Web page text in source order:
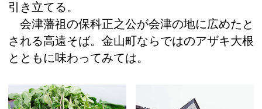
引き立てる。
会津藩祖の保科正之公が会津の地に広めたと
される高遠そば。金山町ならではのアザキ大根
とともに味わってみては。